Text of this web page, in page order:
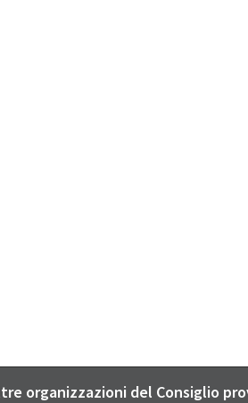
organizzazioni del Consiglio